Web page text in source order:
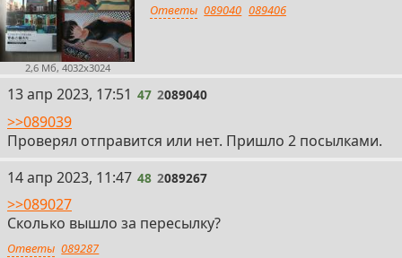
2,6 Мб, 4032x3024
Ответы 089040 089406
47
13 апр 2023, 17:51 47 2089040
>>089039
Проверял отправится или нет. Пришло 2 посылками.
48
14 апр 2023, 11:47 48 2089267
>>089027
Сколько вышло за пересылку?
Ответы 089287